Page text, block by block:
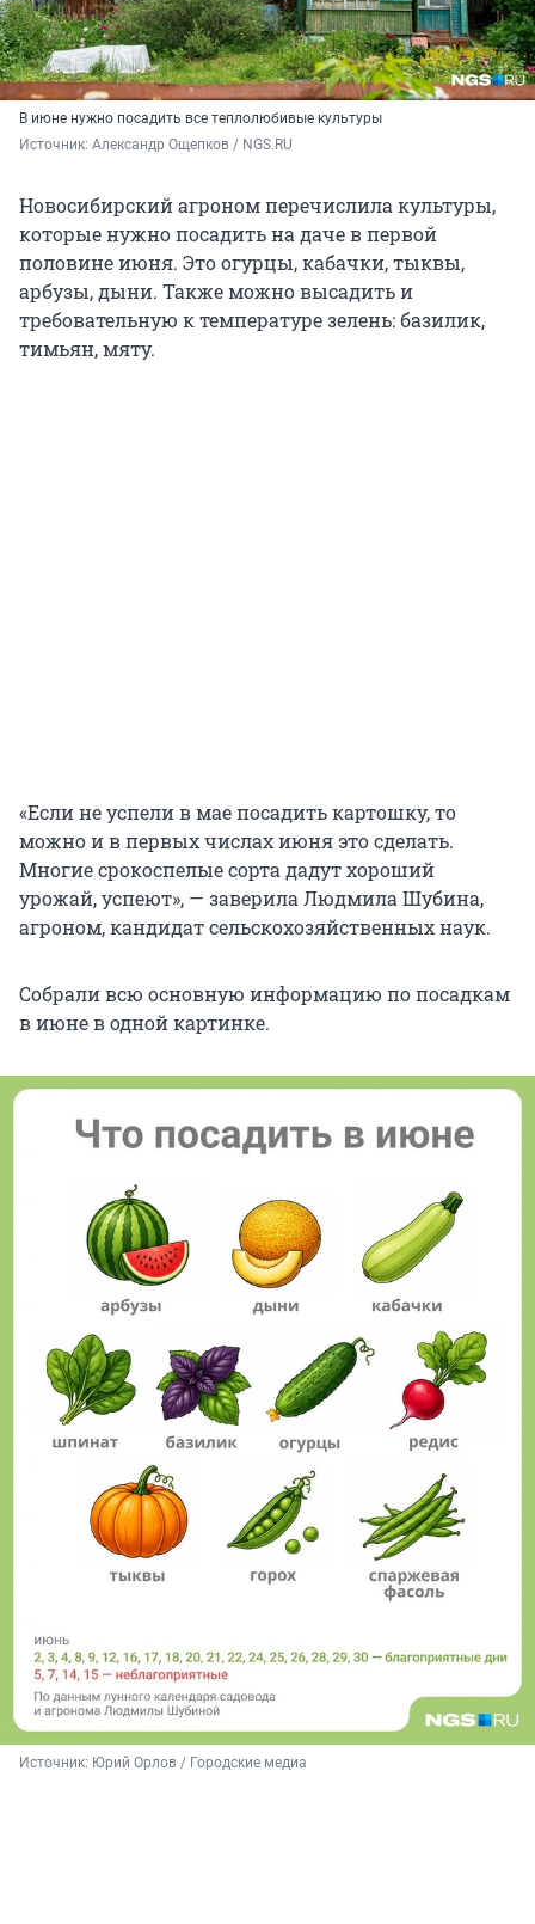
В июне нужно посадить все теплолюбивые культуры
Источник: Александр Ощепков / NGS.RU
Новосибирский агроном перечислила культуры,
которые нужно посадить на даче в первой
половине июня. Это огурцы, кабачки, тыквы,
арбузы, дыни. Также можно высадить и
требовательную к температуре зелень: базилик,
тимьян, мяту.
«Если не успели в мае посадить картошку, то
можно и в первых числах июня это сделать.
Многие срокоспелые сорта дадут хороший
урожай, успеют», — заверила Людмила Шубина,
агроном, кандидат сельскохозяйственных наук.
Собрали всю основную информацию по посадкам
в июне в одной картинке.
Источник: Юрий Орлов / Городские медиа